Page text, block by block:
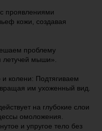
проявлениями
кожи, создавая
проблему
летучей мыши».
и колени: Подтягиваем
им ухоженный вид.
на глубокие слои
омоложения.
и упругое тело без